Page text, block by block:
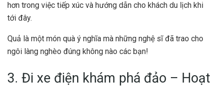
hơn trong việc tiếp xúc và hướng dẫn cho khách du lịch khi
tới đây.
Quả là một món quà ý nghĩa mà những nghệ sĩ đã trao cho
ngôi làng nghèo đúng không nào các bạn!
3. Đi xe điện khám phá đảo – Hoạt